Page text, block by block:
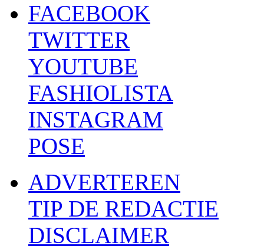
FACEBOOK
TWITTER
YOUTUBE
FASHIOLISTA
INSTAGRAM
POSE
ADVERTEREN
TIP DE REDACTIE
DISCLAIMER